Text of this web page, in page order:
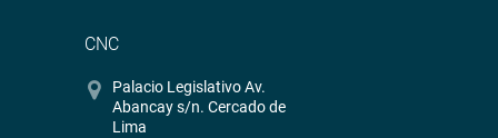
CNC
Palacio Legislativo Av.
Abancay s/n. Cercado de
Lima